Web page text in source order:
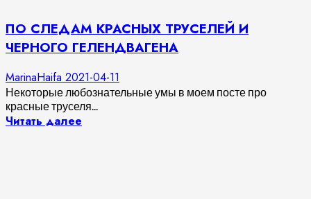
ПО СЛЕДАМ КРАСНЫХ ТРУСЕЛЕЙ И
ЧЕРНОГО ГЕЛЕНДВАГЕНА
MarinaHaifa 2021-04-11
Некоторые любознательные умы в моем посте про
красные труселя...
Читать далее